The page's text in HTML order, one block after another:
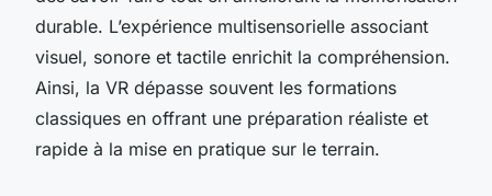
durable. L’expérience multisensorielle associant
visuel, sonore et tactile enrichit la compréhension.
Ainsi, la VR dépasse souvent les formations
classiques en offrant une préparation réaliste et
rapide à la mise en pratique sur le terrain.